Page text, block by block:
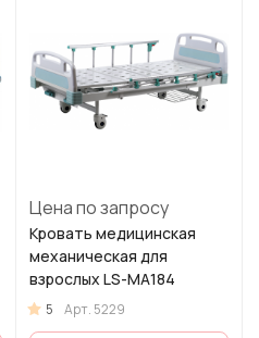
Цена по запросу
Кровать медицинская
механическая для
взрослых LS-МА184
5 Арт. 5229